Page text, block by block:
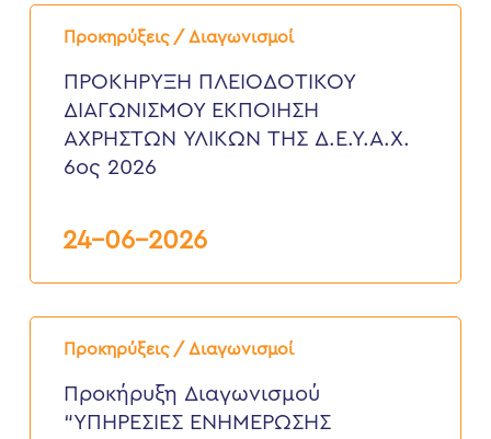
Προκηρύξεις / Διαγωνισμοί
ΠΡΟΚΗΡΥΞΗ
ΠΛΕΙΟΔΟΤΙΚΟΥ
ΕΚΠΟΙΗΣΗ
ΑΧΡΗΣΤΩΝ
ΥΛΙΚΩΝ
Δ.Ε.Υ.Α.Χ.
ΠΡΟΚΗΡΥΞΗ ΠΛΕΙΟΔΟΤΙΚΟΥ
ΔΙΑΓΩΝΙΣΜΟΥ ΕΚΠΟΙΗΣΗ
ΑΧΡΗΣΤΩΝ ΥΛΙΚΩΝ ΤΗΣ Δ.Ε.Υ.Α.Χ.
6ος 2026
24-06-2026
Προκηρύξεις / Διαγωνισμοί
Προκήρυξη
Διαγωνισμού
ΕΝΗΜΕΡΩΣΗΣ
ΚΑΤΑΝΑΛΩΤΩΝ
Προκήρυξη Διαγωνισμού
“ΥΠΗΡΕΣΙΕΣ ΕΝΗΜΕΡΩΣΗΣ